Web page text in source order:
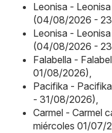
Leonisa -
(04/08/2026 -
Leonisa -
(04/08/2026 -
Falabella -
01/08/2026),
Pacifika -
- 31/08/2026),
Carmel - Carmel
miércoles 01/07/